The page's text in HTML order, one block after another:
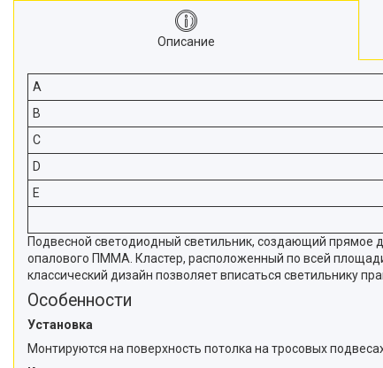
Описание
A
B
C
D
E
Подвесной светодиодный светильник, создающий прямое
опалового ПММА. Кластер, расположенный по всей
классический дизайн позволяет вписаться светильнику
Особенности
Установка
Монтируются на поверхность потолка на тросовых